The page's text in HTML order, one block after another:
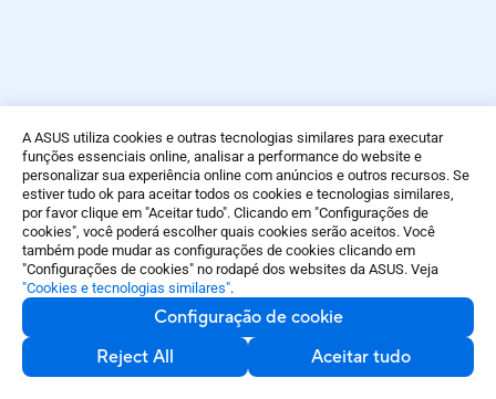
A ASUS utiliza cookies e outras tecnologias similares para executar
funções essenciais online, analisar a performance do website e
personalizar sua experiência online com anúncios e outros recursos. Se
estiver tudo ok para aceitar todos os cookies e tecnologias similares,
por favor clique em "Aceitar tudo". Clicando em "Configurações de
cookies", você poderá escolher quais cookies serão aceitos. Você
também pode mudar as configurações de cookies clicando em
"Configurações de cookies" no rodapé dos websites da ASUS. Veja
"Cookies e tecnologias similares".
Configuração de cookie
Reject All
Aceitar tudo
Envio Grátis
Envio gratuito a partir de 110 €
Ajuda para comprar
Contate-nos por e-mail, chat, ou por telefone em qualquer altura
Devoluções simplificadas
Devoluções sem complicações até 30 dias
Pagamento Seguro
Encriptação para segurança no pagamento
Comprar e aprender